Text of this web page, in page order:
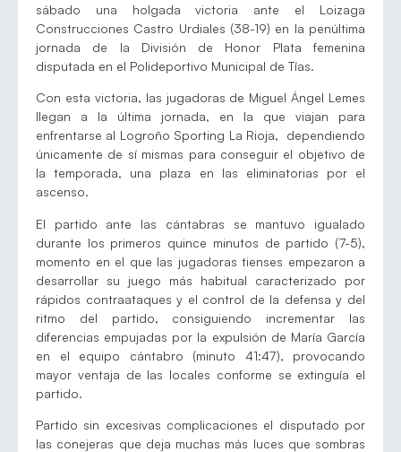
sábado una holgada victoria ante el Loizaga
Construcciones Castro Urdiales (38-19) en la penúltima
jornada de la División de Honor Plata femenina
disputada en el Polideportivo Municipal de Tías.
Con esta victoria, las jugadoras de Miguel Ángel Lemes
llegan a la última jornada, en la que viajan para
enfrentarse al Logroño Sporting La Rioja, dependiendo
únicamente de sí mismas para conseguir el objetivo de
la temporada, una plaza en las eliminatorias por el
ascenso.
El partido ante las cántabras se mantuvo igualado
durante los primeros quince minutos de partido (7-5),
momento en el que las jugadoras tienses empezaron a
desarrollar su juego más habitual caracterizado por
rápidos contraataques y el control de la defensa y del
ritmo del partido, consiguiendo incrementar las
diferencias empujadas por la expulsión de María García
en el equipo cántabro (minuto 41:47), provocando
mayor ventaja de las locales conforme se extinguía el
partido.
Partido sin excesivas complicaciones el disputado por
las conejeras que deja muchas más luces que sombras